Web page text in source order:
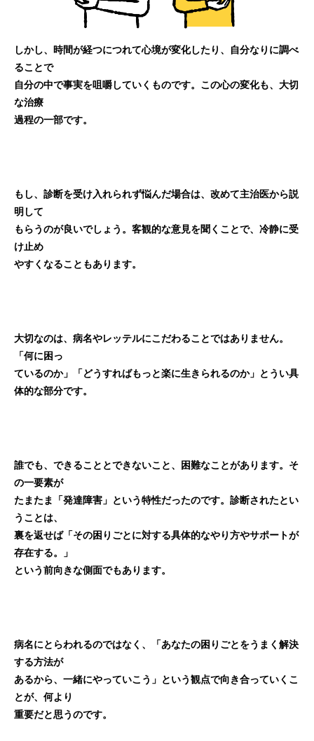
しかし、時間が経つにつれて心境が変化したり、自分なりに調べ
ることで
自分の中で事実を咀嚼していくものです。この心の変化も、大切
な治療
過程の一部です。
もし、診断を受け入れられず悩んだ場合は、改めて主治医から説
明して
もらうのが良いでしょう。客観的な意見を聞くことで、冷静に受
け止め
やすくなることもあります。
大切なのは、病名やレッテルにこだわることではありません。
「何に困っ
ているのか」「どうすればもっと楽に生きられるのか」とうい具
体的な部分です。
誰でも、できることとできないこと、困難なことがあります。そ
の一要素が
たまたま「発達障害」という特性だったのです。診断されたとい
うことは、
裏を返せば「その困りごとに対する具体的なやり方やサポートが
存在する。」
という前向きな側面でもあります。
病名にとらわれるのではなく、「あなたの困りごとをうまく解決
する方法が
あるから、一緒にやっていこう」という観点で向き合っていくこ
とが、何より
重要だと思うのです。